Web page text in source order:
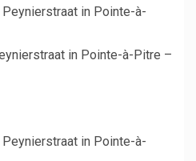
in Pointe-à-Pitre –